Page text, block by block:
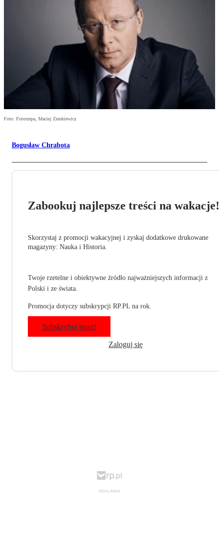
Foto: Fotorzepa, Maciej Zienkiewicz
Bogusław Chrabota
Zabookuj najlepsze treści na wakacje!
Skorzystaj z promocji wakacyjnej i zyskaj dodatkowe drukowane
magazyny: Nauka i Historia.
Twoje rzetelne i obiektywne źródło najważniejszych informacji z
Polski i ze świata.
Promocja dotyczy subskrypcji RP.PL na rok.
Subskrybuj teraz!
Zaloguj się